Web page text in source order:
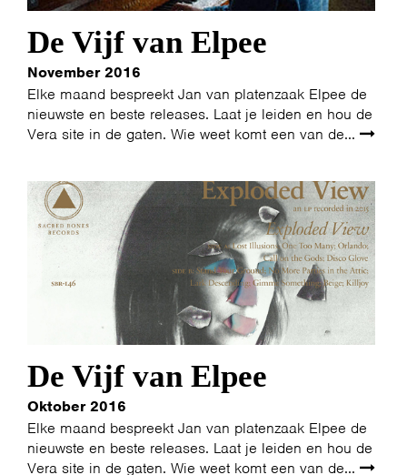
De Vijf van Elpee
November 2016
Elke maand bespreekt Jan van platenzaak Elpee de
nieuwste en beste releases. Laat je leiden en hou de
Vera site in de gaten. Wie weet komt een van de...
De Vijf van Elpee
Oktober 2016
Elke maand bespreekt Jan van platenzaak Elpee de
nieuwste en beste releases. Laat je leiden en hou de
Vera site in de gaten. Wie weet komt een van de...